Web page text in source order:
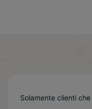
Solamente clienti